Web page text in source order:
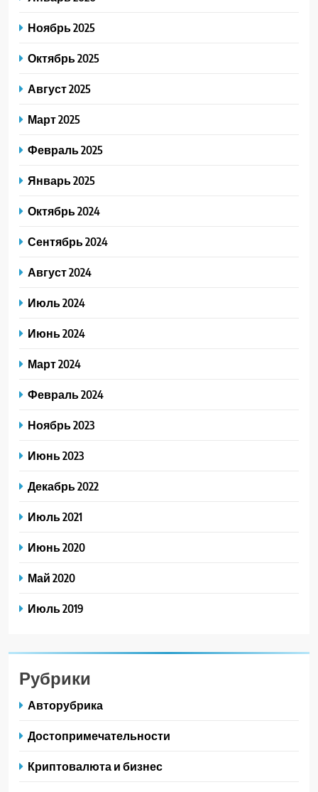
Ноябрь 2025
Октябрь 2025
Август 2025
Март 2025
Февраль 2025
Январь 2025
Октябрь 2024
Сентябрь 2024
Август 2024
Июль 2024
Июнь 2024
Март 2024
Февраль 2024
Ноябрь 2023
Июнь 2023
Декабрь 2022
Июль 2021
Июнь 2020
Май 2020
Июль 2019
Рубрики
Авторубрика
Достопримечательности
Криптовалюта и бизнес